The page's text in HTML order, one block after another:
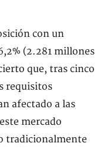
con un
(2.281 millones
que, tras cinco
requisitos
afectado a las
mercado
tradicionalmente